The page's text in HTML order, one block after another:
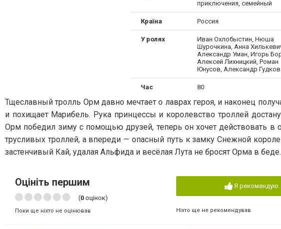
приключения, семейный
Країна Россия
У ролях
Иван Охлобыстин, Нюша
Шурочкина, Анна
Александр Уман, Игорь
Алексей Лихницкий, Роман
Юнусов, Александр Гудков
Час 80
Тщеславный тролль Орм давно мечтает о лаврах героя, и наконец
и похищает Марибель. Рука принцессы и королевство троллей
Орм победил зиму с помощью друзей, теперь он хочет действовать в
трусливых троллей, а впереди — опасный путь к замку Снежной
застенчивый Кай, удалая Альфида и весёлая Лута не бросят Орма в
Оцініть першим
(0 оцінок)
Поки ще ніхто не оцінював
Я рекомендую
Ніхто ще не рекомендував